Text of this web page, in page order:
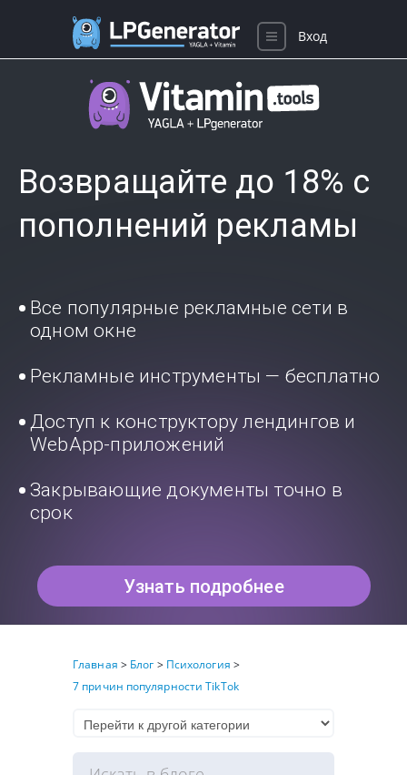
Возвращайте до 18% с
пополнений рекламы
Все популярные рекламные сети в
одном окне
Рекламные инструменты — бесплатно
Доступ к конструктору лендингов и
WebApp-приложений
Закрывающие документы точно в
срок
Узнать подробнее
Главная > Блог > Психология >
7 причин популярности TikTok
Вход